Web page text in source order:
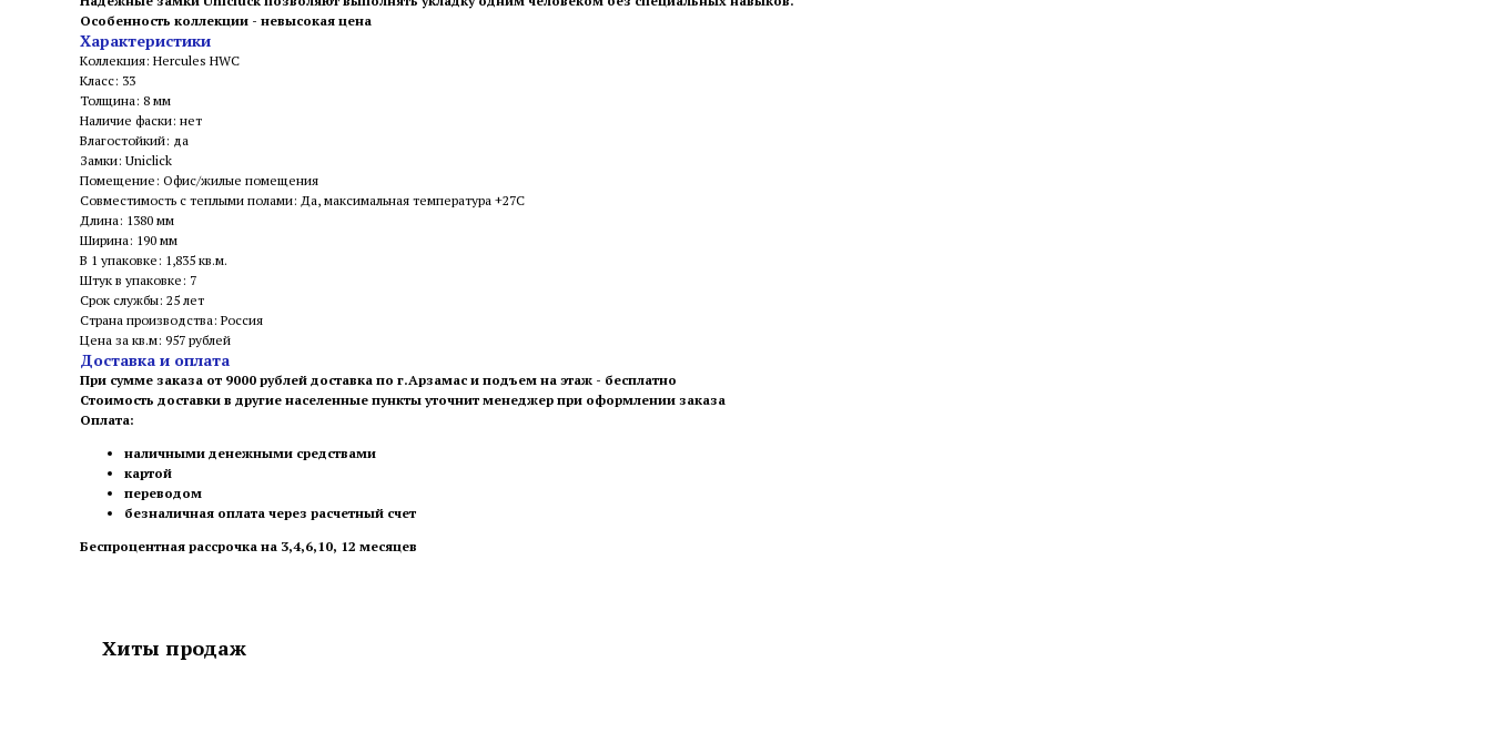
Особенность коллекции - невысокая цена
Характеристики
Коллекция: Hercules HWC
Класс: 33
Толщина: 8 мм
Наличие фаски: нет
Влагостойкий: да
Замки: Uniclick
Помещение: Офис/жилые помещения
Совместимость с теплыми полами: Да, максимальная температура +27С
Длина: 1380 мм
Ширина: 190 мм
В 1 упаковке: 1,835 кв.м.
Штук в упаковке: 7
Срок службы: 25 лет
Страна производства: Россия
Цена за кв.м: 957 рублей
Доставка и оплата
При сумме заказа от 9000 рублей доставка по г.Арзамас и подъем на этаж - бесплатно
Стоимость доставки в другие населенные пункты уточнит менеджер при оформлении заказа
Оплата:
наличными денежными средствами
картой
переводом
безналичная оплата через расчетный счет
Беспроцентная рассрочка на 3,4,6,10, 12 месяцев
Хиты продаж